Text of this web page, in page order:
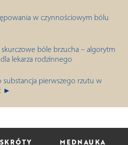
w czynnościowym bólu
bóle brzucha – algorytm
lekarza rodzinnego
substancja pierwszego rzutu w
►
MEDNAUKA